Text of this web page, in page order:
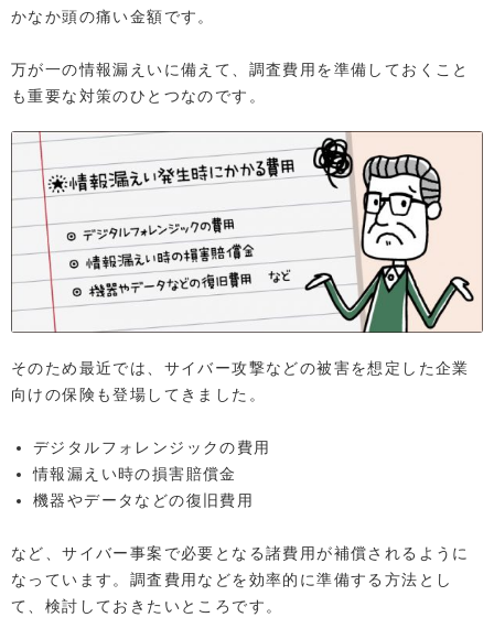
かなか頭の痛い金額です。
万が一の情報漏えいに備えて、調査費用を準備しておくこと
も重要な対策のひとつなのです。
そのため最近では、サイバー攻撃などの被害を想定した企業
向けの保険も登場してきました。
デジタルフォレンジックの費用
情報漏えい時の損害賠償金
機器やデータなどの復旧費用
など、サイバー事案で必要となる諸費用が補償されるように
なっています。調査費用などを効率的に準備する方法とし
て、検討しておきたいところです。